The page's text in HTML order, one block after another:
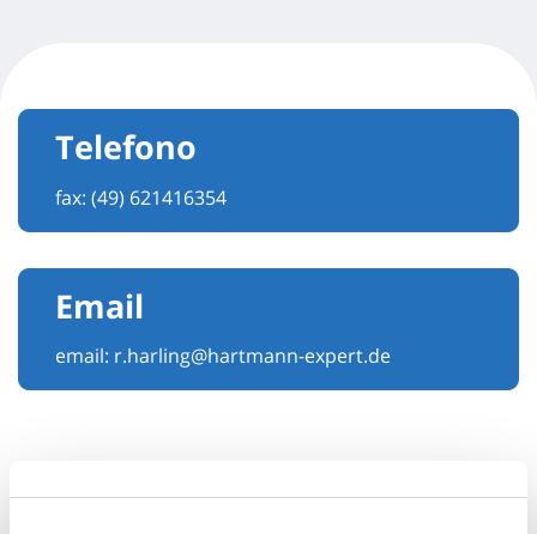
Telefono
fax: (49) 621416354
Email
email: r.harling@hartmann-expert.de